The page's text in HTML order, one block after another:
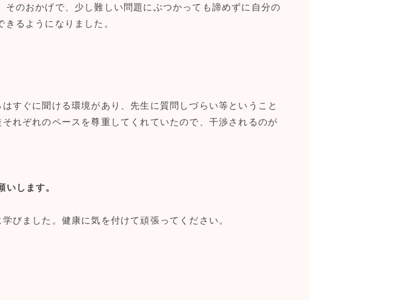
そのおかげで、少し難しい問題にぶつかっても諦めずに自分の
るようになりました。
すぐに聞ける環境があり、先生に質問しづらい等ということ
れぞれのペースを尊重してくれていたので、干渉されるのが
します。
びました。健康に気を付けて頑張ってください。